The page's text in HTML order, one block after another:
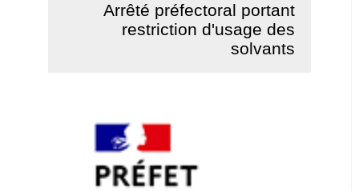
Arrêté préfectoral portant
restriction d'usage des
solvants